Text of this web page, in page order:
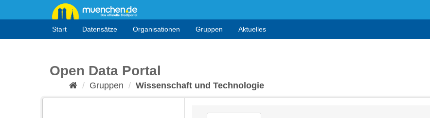
Start Datensätze Organisationen Gruppen Aktuelles
Open Data Portal
Gruppen Wissenschaft und Technologie